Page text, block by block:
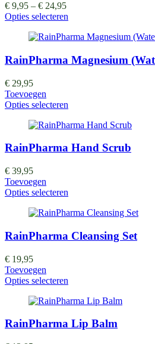
€ 9,95 – € 24,95
Opties selecteren
RainPharma Magnesium
€ 29,95
Toevoegen
Opties selecteren
RainPharma Hand Scrub
€ 39,95
Toevoegen
Opties selecteren
RainPharma Cleansing Set
€ 19,95
Toevoegen
Opties selecteren
RainPharma Lip Balm